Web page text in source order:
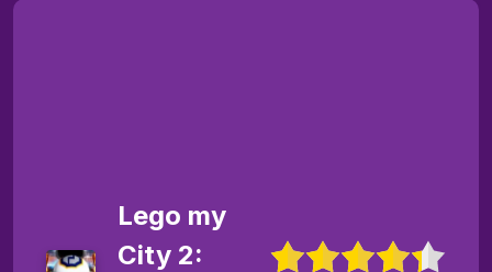
Lego my
City 2: